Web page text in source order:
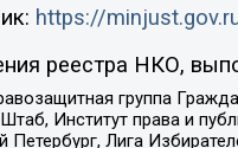
https://
реестра НКО,
группа
Институт права и
Петербург, Лига